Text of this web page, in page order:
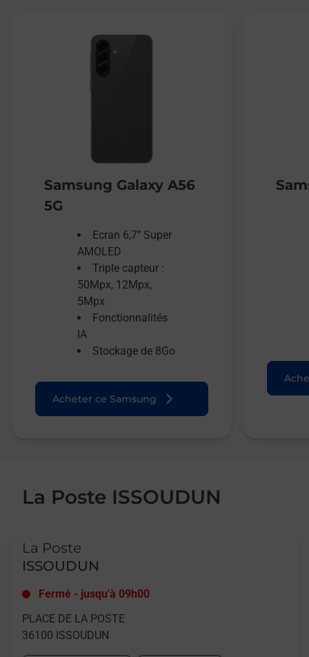
Samsung Galaxy A56
5G
Ecran 6,7’’ Super
AMOLED
Triple capteur :
50Mpx, 12Mpx,
5Mpx
Fonctionnalités
IA
Stockage de 8Go
Acheter ce Samsung
La Poste ISSOUDUN
La Poste
ISSOUDUN
Fermé - jusqu'à 09h00
PLACE DE LA POSTE
36100 ISSOUDUN